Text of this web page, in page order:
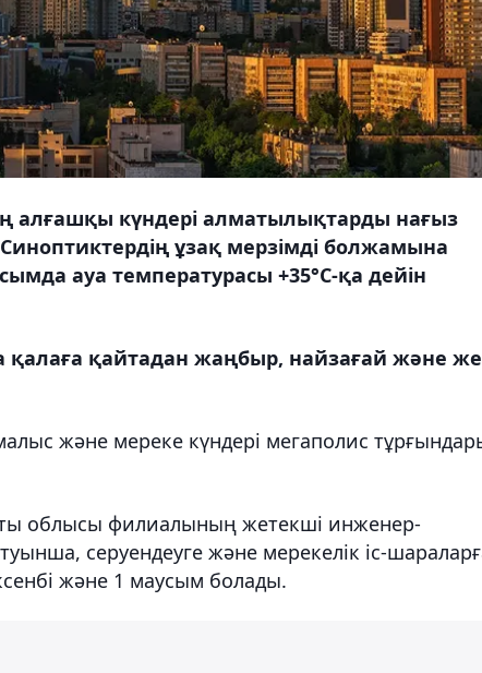
алғашқы күндері алматылықтарды нағыз
ұзақ мерзімді болжамына
ауа температурасы +35°С-қа дейін
қайтадан жаңбыр, найзағай және
және мереке күндері мегаполис
облысы филиалының жетекші инженер-
серуендеуге және мерекелік іс-
және 1 маусым болады.